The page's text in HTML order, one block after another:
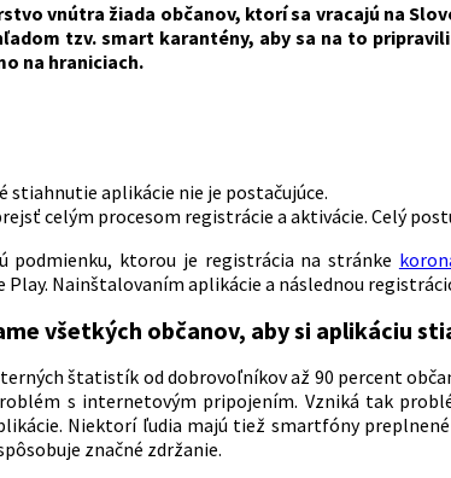
vnútra žiada občanov, ktorí sa vracajú na
tzv. smart karantény, aby sa na to
na hraniciach.
stiahnutie aplikácie nie je postačujúce.
celým procesom registrácie a aktivácie. Celý
podmienku, ktorou je registrácia na stránke
Play. Nainštalovaním aplikácie a následnou
všetkých občanov, aby si aplikáciu
štatistík od dobrovoľníkov až 90 percent
s internetovým pripojením. Vzniká tak
Niektorí ľudia majú tiež smartfóny
značné zdržanie.